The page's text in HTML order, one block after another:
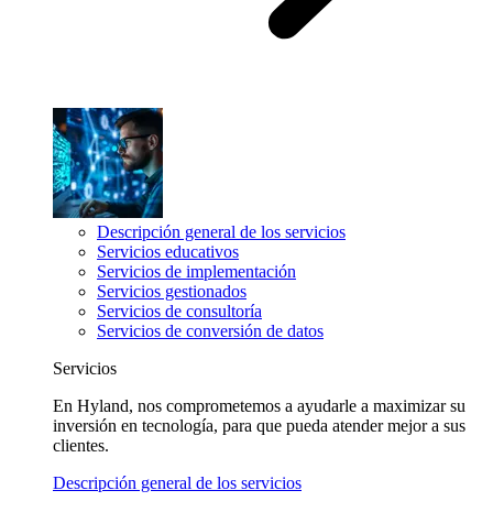
Descripción general de los servicios
Servicios educativos
Servicios de implementación
Servicios gestionados
Servicios de consultoría
Servicios de conversión de datos
Servicios
En Hyland, nos comprometemos a ayudarle a maximizar su
inversión en tecnología, para que pueda atender mejor a sus
clientes.
Descripción general de los servicios